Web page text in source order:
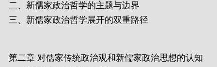
二、新儒家政治哲学的主题与边界
三、新儒家政治哲学展开的双重路径
第二章 对儒家传统政治观和新儒家政治思想的认知